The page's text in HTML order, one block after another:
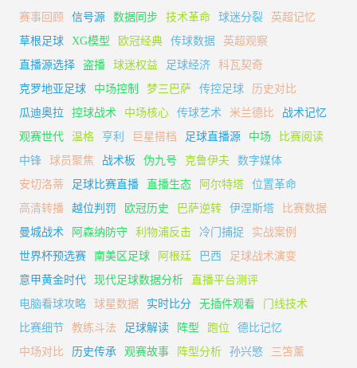
赛事回顾
信号源 数据同步 技术革命 球迷分裂
英超记忆
草根足球
XG模型 欧冠经典 传球数据
英超观察
直播源选择
盗播 球迷权益 足球经济
科瓦契奇
克罗地亚足球
中场控制 梦三巴萨 传控足球
历史对比
瓜迪奥拉
控球战术 中场核心 传球艺术 米兰德比
战术记忆
观赛世代
温格 亨利 巨星搭档 足球直播源 中场
比赛阅读
中锋
球员聚焦 战术板 伪九号 克鲁伊夫
数字媒体
安切洛蒂
足球比赛直播 直播生态 阿尔特塔
位置革命
高清转播
越位判罚 欧冠历史 巴萨逆转 伊涅斯塔
比赛数据
曼城战术
阿森纳防守 利物浦反击 冷门捕捉
实战案例
世界杯预选赛
南美区足球 阿根廷 巴西
足球战术演变
意甲黄金时代
现代足球数据分析
直播平台测评
电脑看球攻略
球星数据 实时比分 无插件观看
门线技术
比赛细节
教练斗法 足球解读 阵型 跑位
德比记忆
中场对比
历史传承 观赛故事 阵型分析 孙兴慜
三笘薰